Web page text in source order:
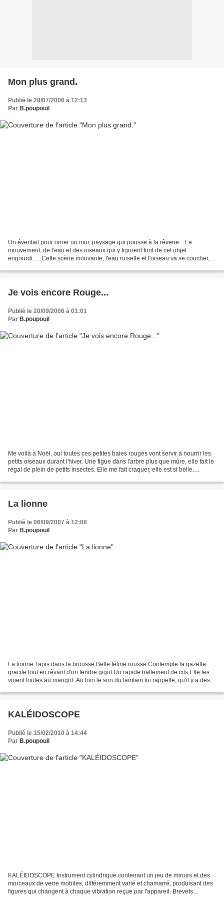
Mon plus grand.
Publié le 28/07/2006 à 12:13
Par B.poupouil
Un éventail pour orner un mur, paysage qui pousse à la rêverie... Le
mouvement, de l'eau et des oiseaux qui y figurent font de cet objet
engourdi..... Cette scène mouvante, l'eau ruiselle et l'oiseau va se coucher,
Je vois encore Rouge...
Publié le 20/09/2006 à 01:01
Par B.poupouil
Me voilà à Noël, oui toutes ces petites baies rouges vont servir à nourrir les
petits oiseaux durant l'hiver. Une figue dans l'arbre plus que mûre, elle fait le
régal de plein de petits insectes. Elle me fait craquer, elle est si belle.
La lionne
Publié le 06/09/2007 à 12:08
Par B.poupouil
La lionne Tapis dans la brousse Belle féline rousse Contemple la gazelle
gracile tout en rêvant d'un tendre gigot Un rapide battement de cils Elle les
voient toutes au marigot. Au loin le son du tamtam lui rappelle, qu'il y a des
KALÉIDOSCOPE
Publié le 15/02/2010 à 14:44
Par B.poupouil
KALÉIDOSCOPE Instrument cylindrique contenant un jeu de miroirs et des
morceaux de verre mobiles, différemment varié et chamarré, produisant des
figures qui changent à chaque vibration reçue par l'appareil. Brevets